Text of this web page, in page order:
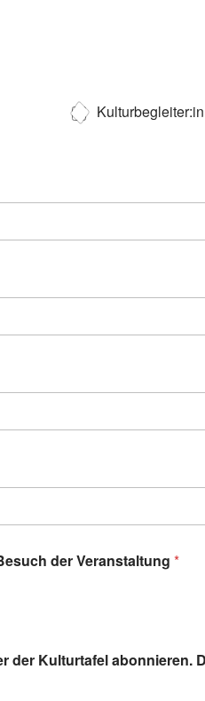
Kulturbegleiter:in
der Veranstaltung *
der Kulturtafel abonnieren.